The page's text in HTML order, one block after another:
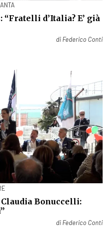
d’Italia? E’ già
di Federico Conti
Bonuccelli:
di Federico Conti